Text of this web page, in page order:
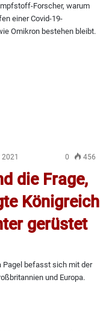
Forscher, warum
einer Covid-19-
Omikron bestehen bleibt.
0 456
die Frage,
Königreich
gerüstet
Pagel befasst sich mit der
und Europa.